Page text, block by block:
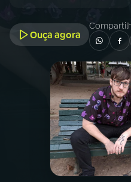
A RÁDIO
PROGRAMAÇÃO
PROGRAMAS
PODCASTS
Ouça agora